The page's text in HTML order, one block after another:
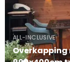
ALL-INCLUSIVE
Overkapping